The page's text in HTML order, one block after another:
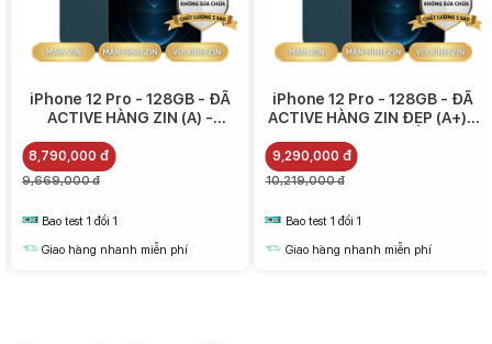
so với iPhone 12 Pro, iPhone 12 Pro Max có màn hình lớn hơn và
camera được cải tiến (thêm chống rung cảm biến, zoom tốt hơn...).
iPhone 12 Pro - 128GB - ĐÃ
ACTIVE HÀNG ZIN (A) -
8,790,000 đ
9,669,000 đ
Bao test 1 đổi 1
Giao hàng nhanh miễn phí
iPhone 12 Pro - 128GB - ĐÃ
ACTIVE HÀNG ZIN ĐẸP (A+) -
9,290,000 đ
10,219,000 đ
Bao test 1 đổi 1
Giao hàng nhanh miễn phí